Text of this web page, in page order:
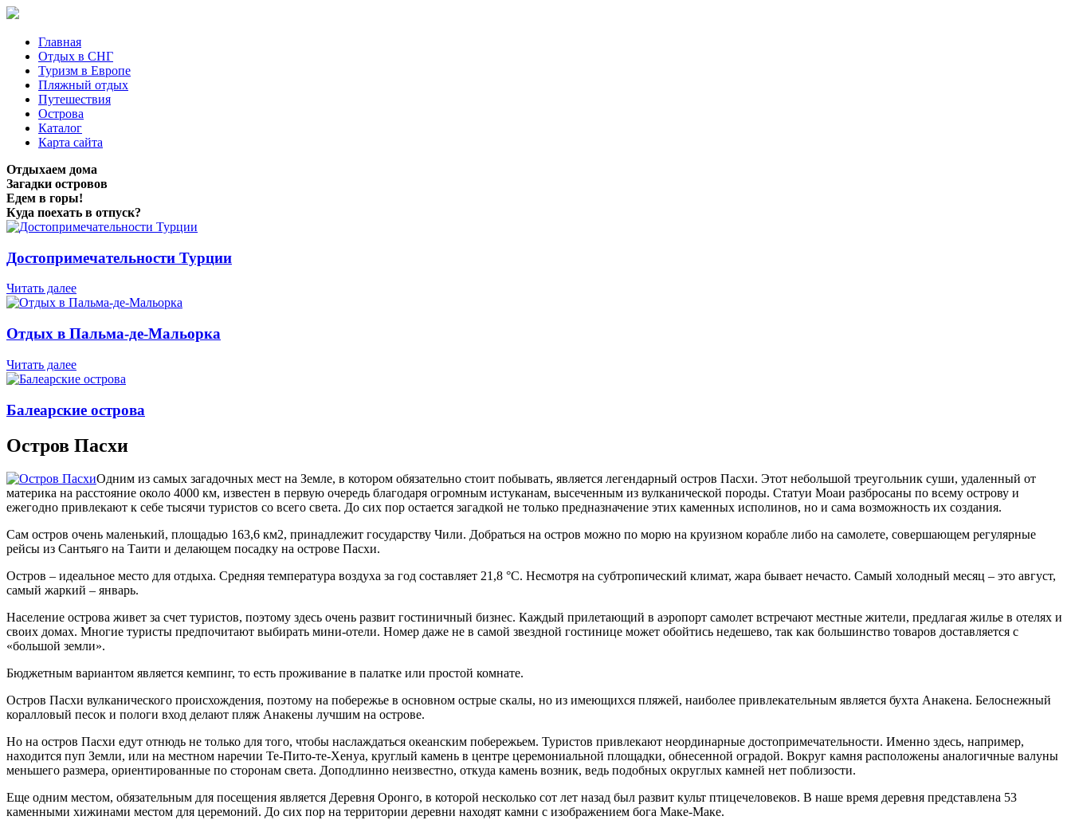
Главная
Отдых в СНГ
Туризм в Европе
Пляжный отдых
Путешествия
Острова
Каталог
Карта сайта
Отдыхаем дома
Загадки островов
Едем в горы!
Куда поехать в отпуск?
Достопримечательности Турции
Читать далее
Отдых в Пальма-де-Мальорка
Читать далее
Балеарские острова
Остров Пасхи
Одним из самых загадочных мест на Земле, в котором обязательно стоит побывать, является легендарный остров Пасхи. Этот небольшой треугольник суши, удаленный от
материка на расстояние около 4000 км, известен в первую очередь благодаря огромным истуканам, высеченным из вулканической породы. Статуи Моаи разбросаны по всему острову и
ежегодно привлекают к себе тысячи туристов со всего света. До сих пор остается загадкой не только предназначение этих каменных исполинов, но и сама возможность их создания.
Сам остров очень маленький, площадью 163,6 км2, принадлежит государству Чили. Добраться на остров можно по морю на круизном корабле либо на самолете, совершающем регулярные
рейсы из Сантьяго на Таити и делающем посадку на острове Пасхи.
Остров – идеальное место для отдыха. Средняя температура воздуха за год составляет 21,8 °C. Несмотря на субтропический климат, жара бывает нечасто. Самый холодный месяц – это август,
самый жаркий – январь.
Население острова живет за счет туристов, поэтому здесь очень развит гостиничный бизнес. Каждый прилетающий в аэропорт самолет встречают местные жители, предлагая жилье в отелях и
своих домах. Многие туристы предпочитают выбирать мини-отели. Номер даже не в самой звездной гостинице может обойтись недешево, так как большинство товаров доставляется с
«большой земли».
Бюджетным вариантом является кемпинг, то есть проживание в палатке или простой комнате.
Остров Пасхи вулканического происхождения, поэтому на побережье в основном острые скалы, но из имеющихся пляжей, наиболее привлекательным является бухта Анакена. Белоснежный
коралловый песок и пологи вход делают пляж Анакены лучшим на острове.
Но на остров Пасхи едут отнюдь не только для того, чтобы наслаждаться океанским побережьем. Туристов привлекают неординарные достопримечательности. Именно здесь, например,
находится пуп Земли, или на местном наречии Те-Пито-те-Хенуа, круглый камень в центре церемониальной площадки, обнесенной оградой. Вокруг камня расположены аналогичные валуны
меньшего размера, ориентированные по сторонам света. Доподлинно неизвестно, откуда камень возник, ведь подобных округлых камней нет поблизости.
Еще одним местом, обязательным для посещения является Деревня Оронго, в которой несколько сот лет назад был развит культ птицечеловеков. В наше время деревня представлена 53
каменными хижинами местом для церемоний. До сих пор на территории деревни находят камни с изображением бога Маке-Маке.